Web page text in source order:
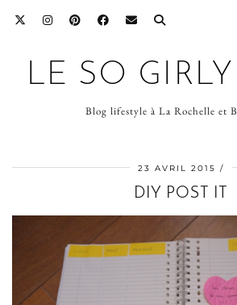
LE SO
Blog lifestyle à La Rochelle et
23 AVRIL 2015
DIY POST IT